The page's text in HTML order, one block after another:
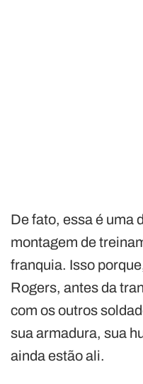
De fato, essa é uma
montagem de
franquia. Isso
Rogers, antes da
com os outros
sua armadura, sua
ainda estão ali.